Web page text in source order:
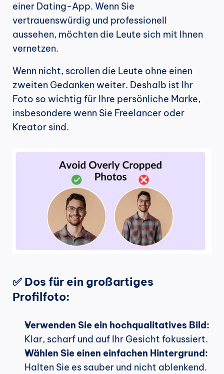
einer Dating-App. Wenn Sie
vertrauenswürdig und professionell
aussehen, möchten die Leute sich mit Ihnen
vernetzen.
Wenn nicht, scrollen die Leute ohne einen
zweiten Gedanken weiter. Deshalb ist Ihr
Foto so wichtig für Ihre persönliche Marke,
insbesondere wenn Sie Freelancer oder
Kreator sind.
✅ Dos für ein großartiges
Profilfoto:
Verwenden Sie ein hochqualitatives Bild:
Klar, scharf und auf Ihr Gesicht fokussiert.
Wählen Sie einen einfachen Hintergrund:
Halten Sie es sauber und nicht ablenkend.